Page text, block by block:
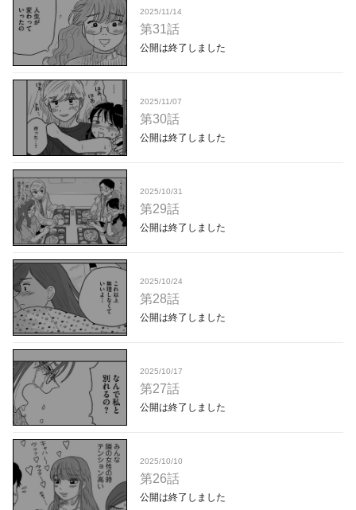
2025/11/14
第31話
公開は終了しました
2025/11/07
第30話
公開は終了しました
2025/10/31
第29話
公開は終了しました
2025/10/24
第28話
公開は終了しました
2025/10/17
第27話
公開は終了しました
2025/10/10
第26話
公開は終了しました